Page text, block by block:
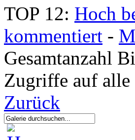
TOP 12: Hoch
kommentiert -
Gesamtanzahl
Zugriffe auf
Zurück